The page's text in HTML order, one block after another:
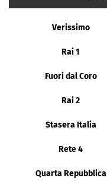
Verissimo
Rai 1
Fuori dal Coro
Rai 2
Stasera Italia
Rete 4
Quarta Repubblica